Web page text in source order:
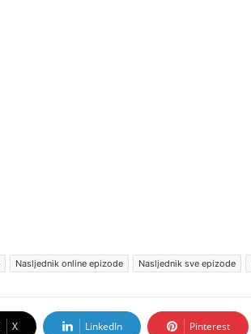
Nasljednik online epizode Nasljednik sve epizode
X LinkedIn Pinterest